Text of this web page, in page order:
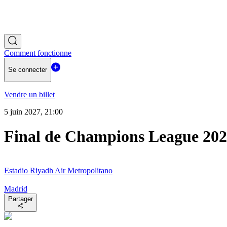
Comment fonctionne
Se connecter
Vendre un billet
5 juin 2027, 21:00
Final de Champions League
Estadio Riyadh Air Metropolitano
Madrid
Partager